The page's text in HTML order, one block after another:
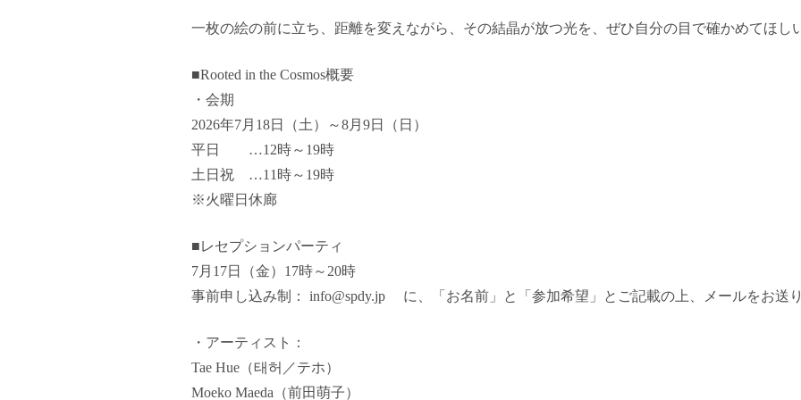
一枚の絵の前に立ち、距離を変えながら、その結晶が放つ光を、ぜひ自分の目で確かめてほし
■Rooted in the Cosmos概要
・会期
2026年7月18日（土）～8月9日（日）
平日 …12時～19時
土日祝 …11時～19時
※火曜日休廊
■レセプションパーティ
7月17日（金）17時～20時
事前申し込み制： info@spdy.jp に、「お名前」と「参加希望」とご記載の上、メールをお送
・アーティスト：
Tae Hue（태허／テホ）
Moeko Maeda（前田萌子）